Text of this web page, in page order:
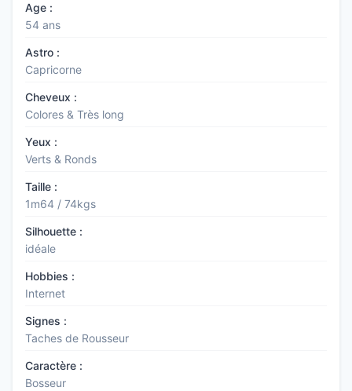
Age :
54 ans
Astro :
Capricorne
Cheveux :
Colores & Très long
Yeux :
Verts & Ronds
Taille :
1m64 / 74kgs
Silhouette :
idéale
Hobbies :
Internet
Signes :
Taches de Rousseur
Caractère :
Bosseur